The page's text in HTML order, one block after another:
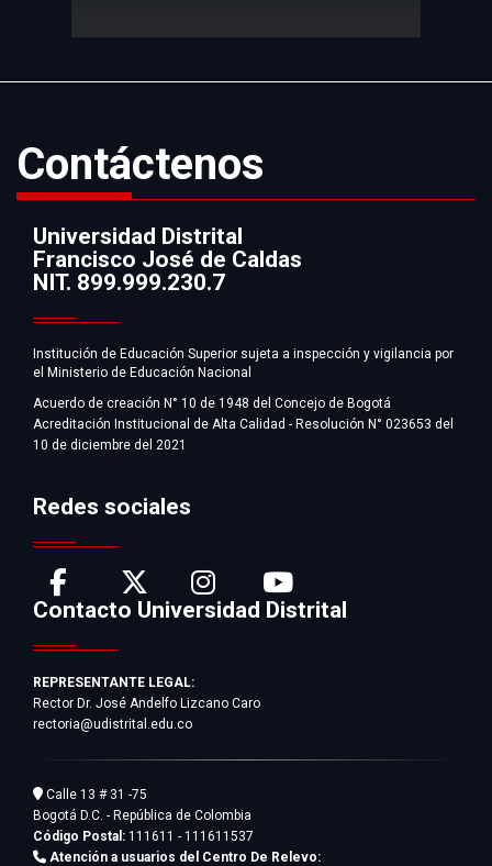
Contáctenos
Información
Universidad Distrital
Francisco José de Caldas
NIT. 899.999.230.7
Institución de Educación Superior sujeta a inspección y vigilancia por
el Ministerio de Educación Nacional
Acuerdo de creación N° 10 de 1948 del Concejo de Bogotá
Acreditación Institucional de Alta Calidad - Resolución N° 023653 del
10 de diciembre del 2021
Redes sociales
Contacto Universidad Distrital
REPRESENTANTE LEGAL:
Rector Dr. José Andelfo Lizcano Caro
rectoria@udistrital.edu.co
Calle 13 # 31 -75
Bogotá D.C. - República de Colombia
Código Postal: 111611 - 111611537
Atención a usuarios del Centro De Relevo: